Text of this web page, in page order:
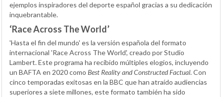
ejemplos inspiradores del deporte español gracias a su dedicación
inquebrantable.
‘Race Across The World’
'Hasta el fin del mundo' es la versión española del formato
internacional 'Race Across The World', creado por Studio
Lambert. Este programa ha recibido múltiples elogios, incluyendo
un BAFTA en 2020 como Best Reality and Constructed Factual. Con
cinco temporadas exitosas en la BBC que han atraído audiencias
superiores a siete millones, este formato también ha sido